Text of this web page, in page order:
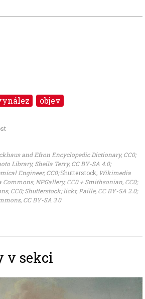
objev
and Efron Encyclopedic Dictionary, CC0;
Library, Sheila Terry, CC BY-SA 4.0;
Engineer, CC0;Shutterstock; Wikimedia
Commons, NPGallery, CC0+ Smithsonian, CC0;
, CC0;Shutterstock;lickr, Paille, CC BY-SA 2.0;
, CC BY-SA 3.0
v sekci